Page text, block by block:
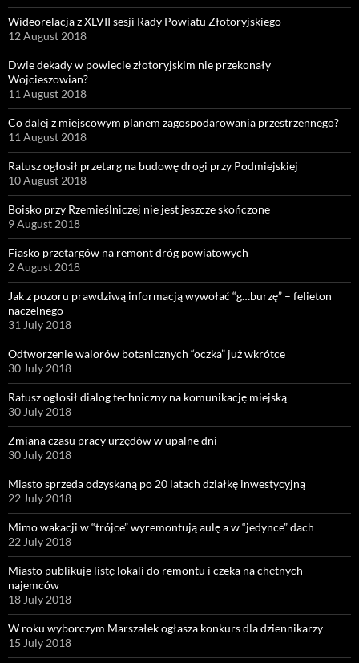
Wideorelacja z XLVII sesji Rady Powiatu Złotoryjskiego
12 August 2018
Dwie dekady w powiecie złotoryjskim nie przekonały
Wojcieszowian?
11 August 2018
Co dalej z miejscowym planem zagospodarowania przestrzennego?
11 August 2018
Ratusz ogłosił przetarg na budowę drogi przy Podmiejskiej
10 August 2018
Boisko przy Rzemieślniczej nie jest jeszcze skończone
9 August 2018
Fiasko przetargów na remont dróg powiatowych
2 August 2018
Jak z pozoru prawdziwą informacją wywołać “g…burzę” – felieton
naczelnego
31 July 2018
Odtworzenie walorów botanicznych “oczka” już wkrótce
30 July 2018
Ratusz ogłosił dialog techniczny na komunikację miejską
30 July 2018
Zmiana czasu pracy urzędów w upalne dni
30 July 2018
Miasto sprzeda odzyskaną po 20 latach działkę inwestycyjną
22 July 2018
Mimo wakacji w “trójce” wyremontują aulę a w “jedynce” dach
22 July 2018
Miasto publikuje listę lokali do remontu i czeka na chętnych
najemców
18 July 2018
W roku wyborczym Marszałek ogłasza konkurs dla dziennikarzy
15 July 2018